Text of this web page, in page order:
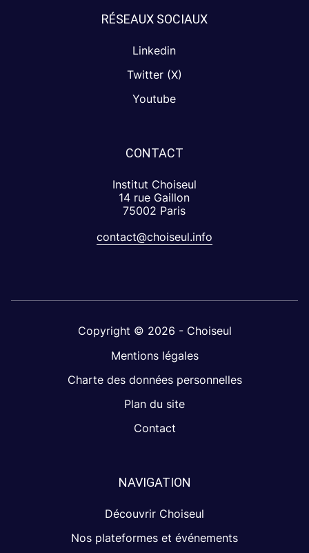
RÉSEAUX SOCIAUX
Linkedin
Twitter (X)
Youtube
CONTACT
Institut Choiseul
14 rue Gaillon
75002 Paris
contact@choiseul.info
Copyright © 2026 - Choiseul
Mentions légales
Charte des données personnelles
Plan du site
Contact
NAVIGATION
Découvrir Choiseul
Nos plateformes et événements